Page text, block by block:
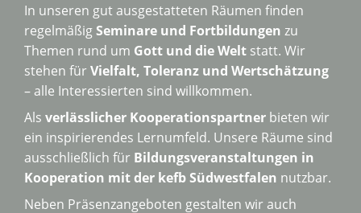
In unseren gut ausgestatteten Räumen finden
regelmäßigSeminare und Fortbildungen zu
Themen rund um Gott und die Welt statt. Wir
stehen fürVielfalt, Toleranz und Wertschätzung
– alle Interessierten sind willkommen.
Als verlässlicher Kooperationspartner bieten wir
ein inspirierendes Lernumfeld. Unsere Räume sind
ausschließlich für Bildungsveranstaltungen in
Kooperation mit der kefb Südwestfalen nutzbar.
Neben Präsenzangeboten gestalten wir auch